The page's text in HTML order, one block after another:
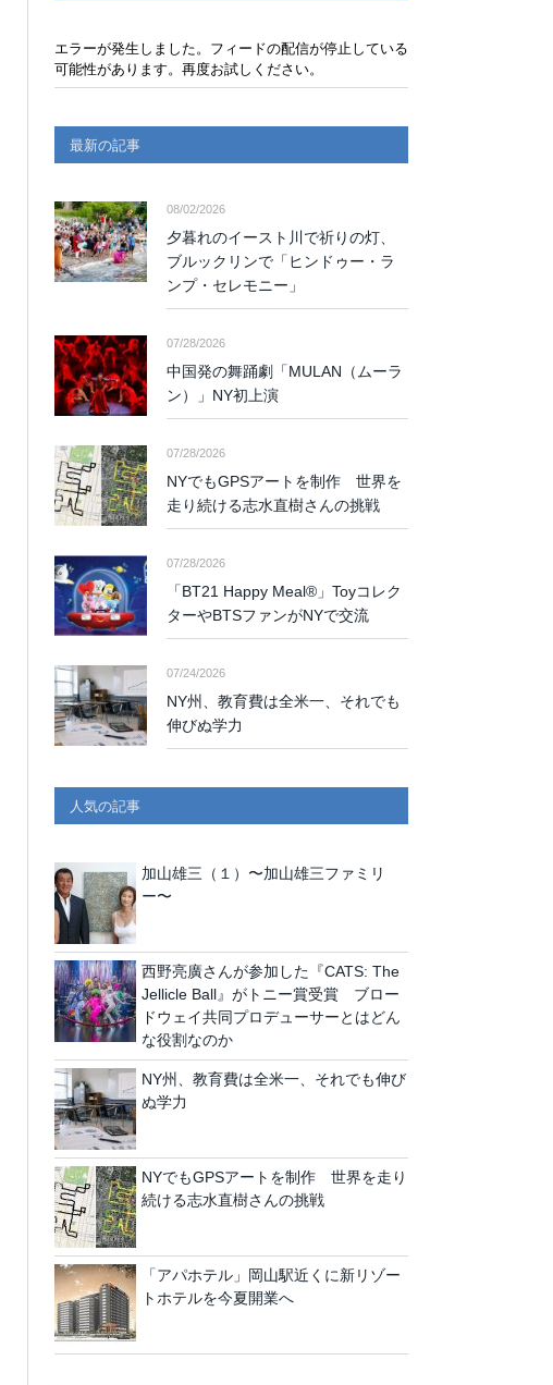
エラーが発生しました。フィードの配信が停止している
可能性があります。再度お試しください。
最新の記事
08/02/2026
夕暮れのイースト川で祈りの灯、
ブルックリンで「ヒンドゥー・ラ
ンプ・セレモニー」
07/28/2026
中国発の舞踊劇「MULAN（ムーラ
ン）」NY初上演
07/28/2026
NYでもGPSアートを制作 世界を
走り続ける志水直樹さんの挑戦
07/28/2026
「BT21 Happy Meal®」Toyコレク
ターやBTSファンがNYで交流
07/24/2026
NY州、教育費は全米一、それでも
伸びぬ学力
人気の記事
加山雄三（１）〜加山雄三ファミリ
ー〜
西野亮廣さんが参加した『CATS: The
Jellicle Ball』がトニー賞受賞 ブロー
ドウェイ共同プロデューサーとはどん
な役割なのか
NY州、教育費は全米一、それでも伸び
ぬ学力
NYでもGPSアートを制作 世界を走り
続ける志水直樹さんの挑戦
「アパホテル」岡山駅近くに新リゾー
トホテルを今夏開業へ